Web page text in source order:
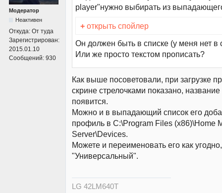
Модератор
Неактивен
Откуда: От туда
Зарегистрирован:
2015.01.10
Сообщений: 930
player"нужно выбирать из
+ открыть спойлер
Он должен быть в списке (у меня нет в
Или же просто текстом прописать?
Как выше посоветовали, при загрузке
скрине стрелочками показано,
появится.
Можно и в выпадающий список его
профиль в C:\Program Files (x86)\Home
Server\Devices.
Можете и переименовать его как
"Универсальный".
LG 42LM640T